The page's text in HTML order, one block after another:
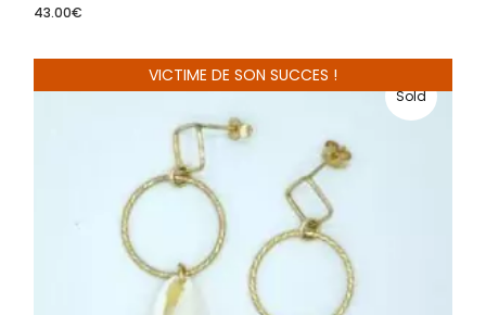
43.00€
VICTIME DE SON SUCCES !
Sold